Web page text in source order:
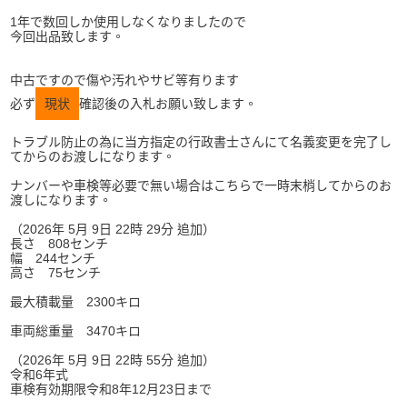
1年で数回しか使用しなくなりましたので
今回出品致します。
中古ですので傷や汚れやサビ等有ります
必ず
現状 確認後の入札お願い致します。
トラブル防止の為に当方指定の行政書士さんにて名義変更を完了し
てからのお渡しになります。
ナンバーや車検等必要で無い場合はこちらで一時末梢してからのお
渡しになります。
（2026年 5月 9日 22時 29分 追加）
長さ 808センチ
幅 244センチ
高さ 75センチ
最大積載量 2300キロ
車両総重量 3470キロ
（2026年 5月 9日 22時 55分 追加）
令和6年式
車検有効期限令和8年12月23日まで